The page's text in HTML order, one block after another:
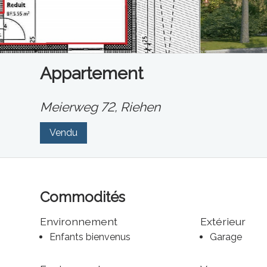
Appartement
Meierweg 72, Riehen
Vendu
Commodités
Environnement
Enfants bienvenus
Extérieur
Garage